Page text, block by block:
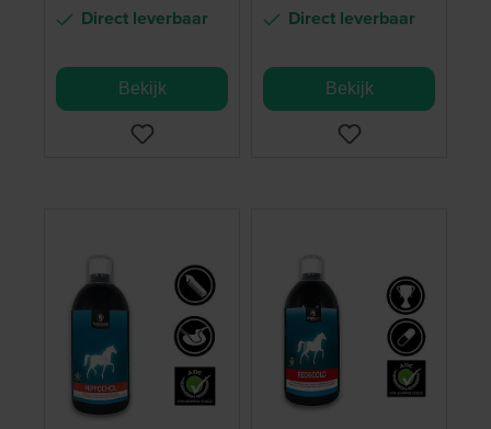
Direct leverbaar
Bekijk
Direct leverbaar
Bekijk